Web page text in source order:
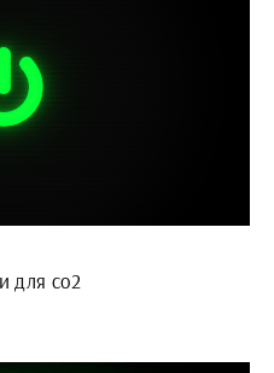
для со2